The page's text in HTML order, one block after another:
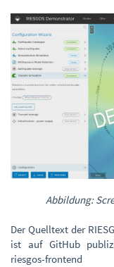
Abbildung:
Der Quelltext der
ist auf GitHub
riesgos-frontend